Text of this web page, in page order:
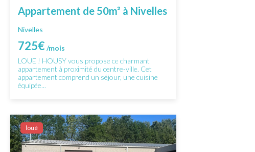
Appartement de 50m² à Nivelles
Nivelles
725€/mois
LOUE ! HOUSY vous propose ce charmant
appartement à proximité du centre-ville. Cet
appartement comprend un séjour, une cuisine
équipée...
Ιoué